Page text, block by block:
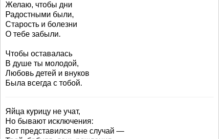
Желаю, чтобы дни
Радостными были,
Старость и болезни
О тебе забыли.
Чтобы оставалась
В душе ты молодой,
Любовь детей и внуков
Была всегда с тобой.
Яйца курицу не учат,
Но бывают исключения:
Вот представился мне случай —